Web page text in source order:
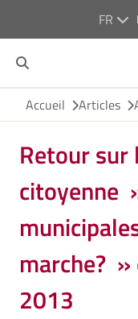
FR
Accueil Articles
Retour sur
citoyenne
marche?
2013